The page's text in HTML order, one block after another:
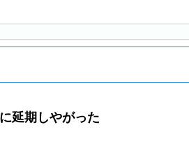
延期しやがった